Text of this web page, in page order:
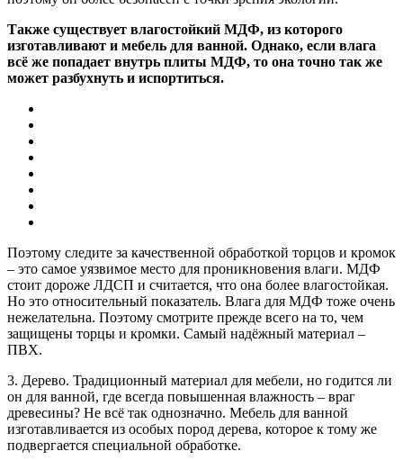
Также существует влагостойкий МДФ, из которого
изготавливают и мебель для ванной. Однако, если влага
всё же попадает внутрь плиты МДФ, то она точно так же
может разбухнуть и испортиться.
Поэтому следите за качественной обработкой торцов и кромок
– это самое уязвимое место для проникновения влаги. МДФ
стоит дороже ЛДСП и считается, что она более влагостойкая.
Но это относительный показатель. Влага для МДФ тоже очень
нежелательна. Поэтому смотрите прежде всего на то, чем
защищены торцы и кромки. Самый надёжный материал –
ПВХ.
3. Дерево. Традиционный материал для мебели, но годится ли
он для ванной, где всегда повышенная влажность – враг
древесины? Не всё так однозначно. Мебель для ванной
изготавливается из особых пород дерева, которое к тому же
подвергается специальной обработке.